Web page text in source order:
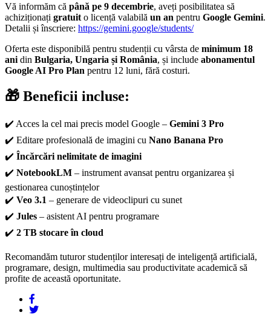
Vă informăm că până pe 9 decembrie, aveți posibilitatea să
achiziționați gratuit o licență valabilă un an pentru Google Gemini.
Detalii și înscriere: https://gemini.google/students/
Oferta este disponibilă pentru studenții cu vârsta de minimum 18
ani din Bulgaria, Ungaria și România, și include abonamentul
Google AI Pro Plan pentru 12 luni, fără costuri.
🎁 Beneficii incluse:
✔️ Acces la cel mai precis model Google – Gemini 3 Pro
✔️ Editare profesională de imagini cu Nano Banana Pro
✔️ Încărcări nelimitate de imagini
✔️ NotebookLM – instrument avansat pentru organizarea și
gestionarea cunoștințelor
✔️ Veo 3.1 – generare de videoclipuri cu sunet
✔️ Jules – asistent AI pentru programare
✔️ 2 TB stocare în cloud
Recomandăm tuturor studenților interesați de inteligență artificială,
programare, design, multimedia sau productivitate academică să
profite de această oportunitate.